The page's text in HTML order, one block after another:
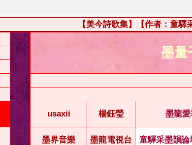
【美今詩歌集】【作者：童驛
墨量
usaxii 楊鈺瑩 墨龍
墨界音樂 墨龍電視台 童驛采墨韻論